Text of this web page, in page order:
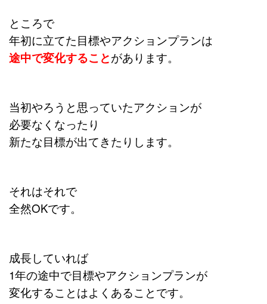
ところで
年初に立てた目標やアクションプランは
途中で変化することがあります。
当初やろうと思っていたアクションが
必要なくなったり
新たな目標が出てきたりします。
それはそれで
全然OKです。
成長していれば
1年の途中で目標やアクションプランが
変化することはよくあることです。